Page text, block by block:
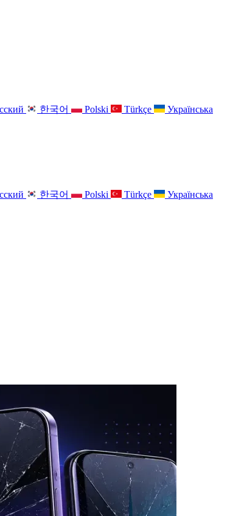
한국어 Polski Türkçe
Українська
한국어 Polski Türkçe Українська